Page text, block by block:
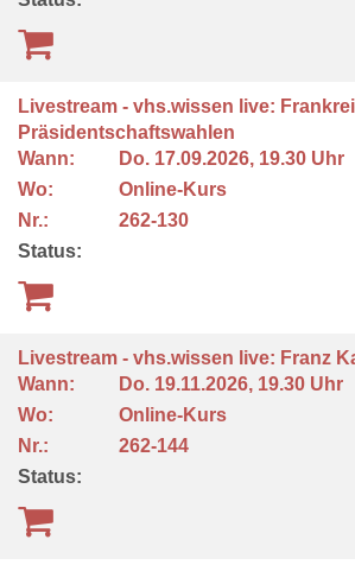
Livestream - vhs.wissen live:
Präsidentschaftswahlen
Wann:
Do. 17.09.2026, 19.30 Uhr
Wo:
Online-Kurs
Nr.:
262-130
Status:
Livestream - vhs.wissen live: Franz
Wann:
Do. 19.11.2026, 19.30 Uhr
Wo:
Online-Kurs
Nr.:
262-144
Status: